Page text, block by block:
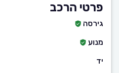
פרטי הרכב
גירסה
מנוע
יד